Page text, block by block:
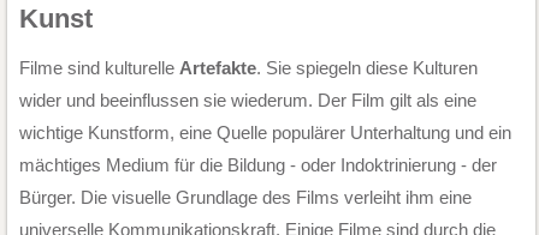
Kunst
Filme sind kulturelle Artefakte. Sie spiegeln diese Kulturen
wider und beeinflussen sie wiederum. Der Film gilt als eine
wichtige Kunstform, eine Quelle populärer Unterhaltung und ein
mächtiges Medium für die Bildung - oder Indoktrinierung - der
Bürger. Die visuelle Grundlage des Films verleiht ihm eine
universelle Kommunikationskraft. Einige Filme sind durch die